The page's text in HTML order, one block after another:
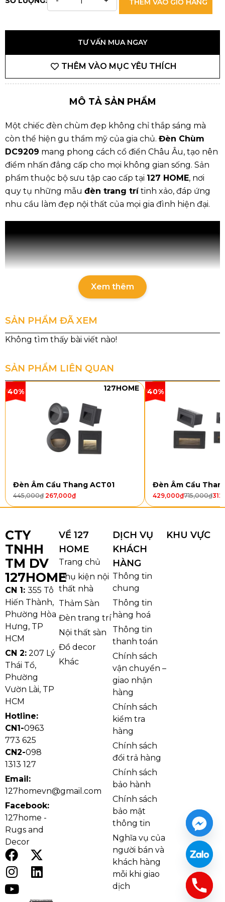
TƯ VẤN MUA NGAY
THÊM VÀO MỤC YÊU THÍCH
MÔ TẢ SẢN PHẨM
Một chiếc đèn chùm đẹp không chỉ thắp sáng mà
còn thể hiện gu thẩm mỹ của gia chủ. Đèn Chùm
DC9209 mang phong cách cổ điển Châu Âu, tạo nên
điểm nhấn đẳng cấp cho mọi không gian sống. Sản
phẩm thuộc bộ sưu tập cao cấp tại 127 HOME, nơi
quy tụ những mẫu đèn trang trítinh xảo, đáp ứng
nhu cầu làm đẹp nội thất của mọi gia đình hiện đại.
Thông tin sản phẩm
DC9209T8
D800 x
H600
D500 x
H500
E14 x 8 E14 x 3
Kiểu dáng và chất liệu
Đèn Chùm DC9209
gây ấn tượng bởi kiểu dáng cân
thiện tỉ mỉ trong từng chi tiết, từ đường nét kim loại
đến cách sắp xếp các tay đèn theo tầng, tạo nên sự
hài hòa và sang trọng. Sản phẩm có ba phiên bản:
DC9209T6 (6 tay), DC9209T8 (8 tay) và DC9209T12
(12 tay), phù hợp cho nhiều không gian khác nhau
như phòng khách, phòng ăn hay sảnh lớn.
Ảnh thật Đèn Chùm DC9209T8
Khung đèn được làm từ hợp kim cao cấp phủ sơn
tĩnh điện chống gỉ sét, đảm bảo độ bền cao theo thời
gian. Phần chao đèn bằng thủy tinh trắng mờ giúp
khuếch tán ánh sáng dịu nhẹ, tạo cảm giác ấm cúng
và dễ chịu. Từng chi tiết được lắp ráp chắc chắn,
mang đến sự ổn định và độ hoàn thiện tinh tế cho
toàn bộ thiết kế.
Xem thêm
SẢN PHẨM ĐÃ XEM
SẢN PHẨM LIÊN QUAN
40% 127HOME
Đèn Âm Cầu Thang ACT01
445,000₫ 267,000₫
40%
Đèn Âm Cầu
715,000₫
429,000₫
CTY
TNHH
TM DV
127HOME
CN 1: 355 Tô
Hiến Thành,
Phường Hòa
Hưng, TP
HCM
CN 2: 207 Lý
Thái Tổ,
Phường
Vườn Lài, TP
HCM
Hotline:
CN1-0963
773 625
CN2-098
1313 127
Email:
127homevn@gmail.com
Facebook:
127home -
Rugs and
Decor
VỀ 127
HOME
Trang chủ
Phụ kiện nội
thất nhà
Thảm Sàn
Đèn trang trí
Nội thất sàn
Đồ decor
Khác
DỊCH VỤ
KHÁCH
HÀNG
Thông tin
chung
Thông tin
hàng hoá
Thông tin
thanh toán
Chính sách
vận chuyển –
giao nhận
hàng
Chính sách
kiểm tra
hàng
Chính sách
đổi trả hàng
Chính sách
bảo hành
Chính sách
bảo mật
thông tin
Nghĩa vụ của
người bán và
khách hàng
mỗi khi giao
dịch
KHU VỰC